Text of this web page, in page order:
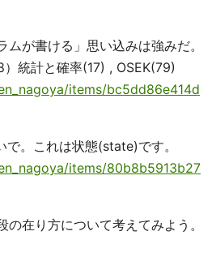
ムが書ける」思い込みは強みだ。
）統計と確率(17) , OSEK(79)
items/bc5dd86e414d
。これは状態(state)です。
items/80b8b5913b27
の在り方について考えてみよう。